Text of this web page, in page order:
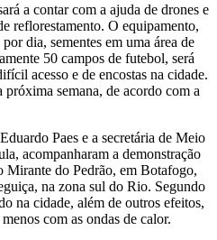
a contar com a ajuda de drones e
reflorestamento. O equipamento,
dia, sementes em uma área de
50 campos de futebol, será
acesso e de encostas na cidade.
próxima semana, de acordo com a
Paes e a secretária de Meio
acompanharam a demonstração
Mirante do Pedrão, em Botafogo,
na zona sul do Rio. Segundo
na cidade, além de outros efeitos,
com as ondas de calor.